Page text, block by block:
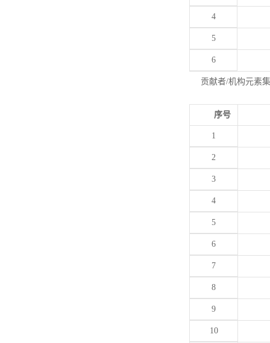
4
5
6
贡献者/机构元素
序号
1
2
3
4
5
6
7
8
9
10